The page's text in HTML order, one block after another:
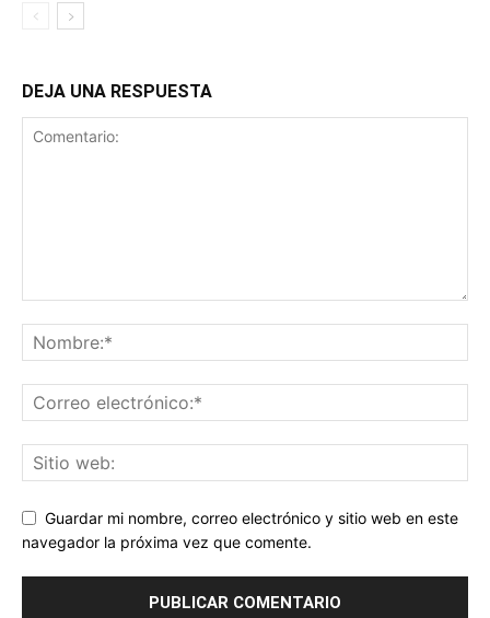
DEJA UNA RESPUESTA
Guardar mi nombre, correo electrónico y sitio web en este
navegador la próxima vez que comente.